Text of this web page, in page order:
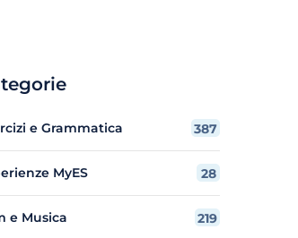
e Grammatica 387
MyES 28
e Musica 219